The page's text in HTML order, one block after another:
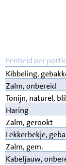
Eenheid per
Kibbeling,
Zalm, onbereid
Tonijn, naturel,
Haring
Zalm, gerookt
Lekkerbekje,
Zalm, gem.
Kabeljauw,